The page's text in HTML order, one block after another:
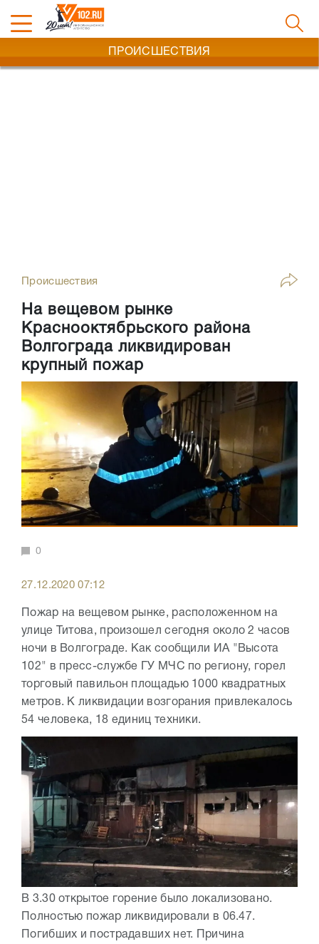
ПРОИСШЕСТВИЯ
Происшествия
На вещевом рынке
Краснооктябрьского района
Волгограда ликвидирован
крупный пожар
0
27.12.2020 07:12
Пожар на вещевом рынке, расположенном на
улице Титова, произошел сегодня около 2 часов
ночи в Волгограде. Как сообщили ИА "Высота
102" в пресс-службе ГУ МЧС по региону, горел
торговый павильон площадью 1000 квадратных
метров. К ликвидации возгорания привлекалось
54 человека, 18 единиц техники.
В 3.30 открытое горение было локализовано.
Полностью пожар ликвидировали в 06.47.
Погибших и пострадавших нет. Причина